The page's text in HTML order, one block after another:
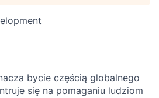
bycie częścią globalnego
się na pomaganiu ludziom